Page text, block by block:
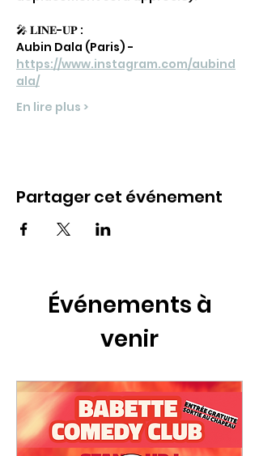
🎤 𝐋𝐈𝐍𝐄-𝐔𝐏 :
Aubin Dala (Paris) -
https://www.instagram.com/aubind
ala/
En lire plus >
Partager cet événement
Événements à
venir